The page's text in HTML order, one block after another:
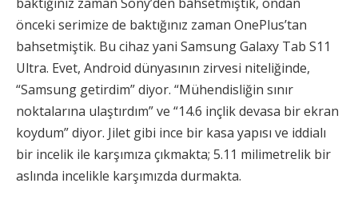
önceki serimize de baktığınız zaman OnePlus’tan
bahsetmiştik. Bu cihaz yani Samsung Galaxy Tab S11
Ultra. Evet, Android dünyasının zirvesi niteliğinde,
“Samsung getirdim” diyor. “Mühendisliğin sınır
noktalarına ulaştırdım” ve “14.6 inçlik devasa bir ekran
koydum” diyor. Jilet gibi ince bir kasa yapısı ve iddialı
bir incelik ile karşımıza çıkmakta; 5.11 milimetrelik bir
aslında incelikle karşımızda durmakta.